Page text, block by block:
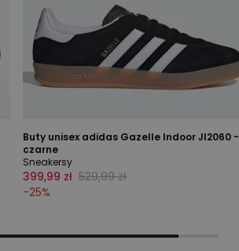
Buty unisex adidas Gazelle Indoor JI2060 -
czarne
Sneakersy
399,99 zł 529,99 zł
-25%